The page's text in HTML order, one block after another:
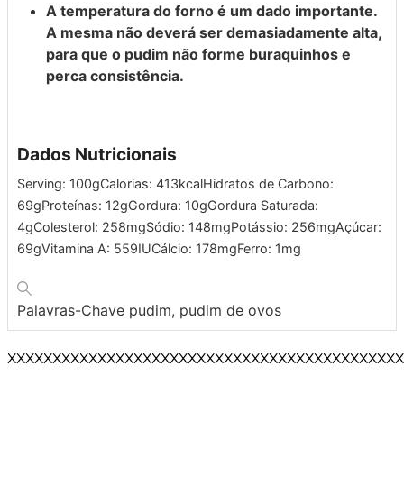
A temperatura do forno é um dado importante.
A mesma não deverá ser demasiadamente alta,
para que o pudim não forme buraquinhos e
perca consistência.
Dados Nutricionais
Serving: 100gCalorias: 413kcalHidratos de Carbono:
69gProteínas: 12gGordura: 10gGordura Saturada:
4gColesterol: 258mgSódio: 148mgPotássio: 256mgAçúcar:
69gVitamina A: 559IUCálcio: 178mgFerro: 1mg
Palavras-Chave pudim, pudim de ovos